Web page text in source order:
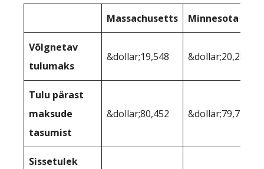
Massachusetts Minnesota
Võlgnetav
tulumaks
&dollar;19,548 &dollar;20,283
Tulu pärast
maksude
tasumist
&dollar;80,452 &dollar;79,717
Sissetulek